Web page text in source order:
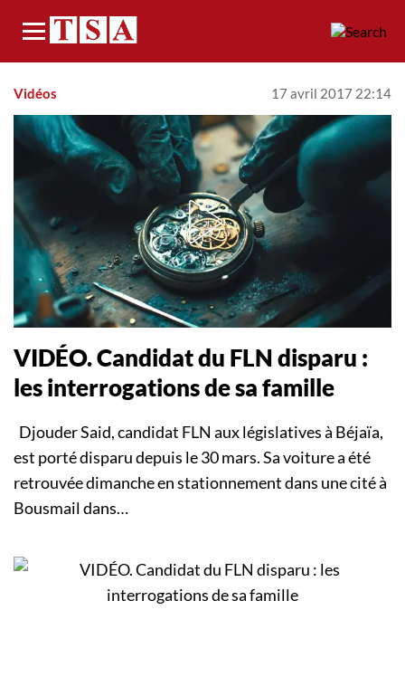
Menu
Vidéos 17 avril 2017 22:14
VIDÉO. Candidat du FLN disparu :
les interrogations de sa famille
Djouder Said, candidat FLN aux législatives à Béjaïa,
est porté disparu depuis le 30 mars. Sa voiture a été
retrouvée dimanche en stationnement dans une cité à
Bousmail dans…